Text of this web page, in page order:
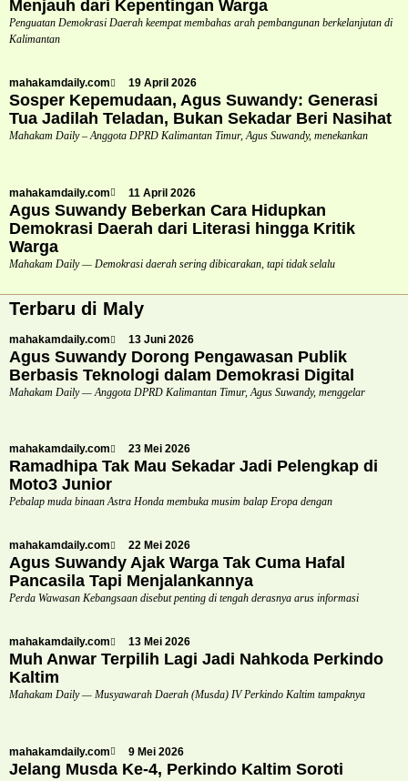
Menjauh dari Kepentingan Warga
Penguatan Demokrasi Daerah keempat membahas arah pembangunan berkelanjutan di
Kalimantan
mahakamdaily.com 19 April 2026
Sosper Kepemudaan, Agus Suwandy: Generasi
Tua Jadilah Teladan, Bukan Sekadar Beri Nasihat
Mahakam Daily – Anggota DPRD Kalimantan Timur, Agus Suwandy, menekankan
mahakamdaily.com 11 April 2026
Agus Suwandy Beberkan Cara Hidupkan
Demokrasi Daerah dari Literasi hingga Kritik
Warga
Mahakam Daily — Demokrasi daerah sering dibicarakan, tapi tidak selalu
Terbaru di Maly
mahakamdaily.com 13 Juni 2026
Agus Suwandy Dorong Pengawasan Publik
Berbasis Teknologi dalam Demokrasi Digital
Mahakam Daily — Anggota DPRD Kalimantan Timur, Agus Suwandy, menggelar
mahakamdaily.com 23 Mei 2026
Ramadhipa Tak Mau Sekadar Jadi Pelengkap di
Moto3 Junior
Pebalap muda binaan Astra Honda membuka musim balap Eropa dengan
mahakamdaily.com 22 Mei 2026
Agus Suwandy Ajak Warga Tak Cuma Hafal
Pancasila Tapi Menjalankannya
Perda Wawasan Kebangsaan disebut penting di tengah derasnya arus informasi
mahakamdaily.com 13 Mei 2026
Muh Anwar Terpilih Lagi Jadi Nahkoda Perkindo
Kaltim
Mahakam Daily — Musyawarah Daerah (Musda) IV Perkindo Kaltim tampaknya
mahakamdaily.com 9 Mei 2026
Jelang Musda Ke-4, Perkindo Kaltim Soroti